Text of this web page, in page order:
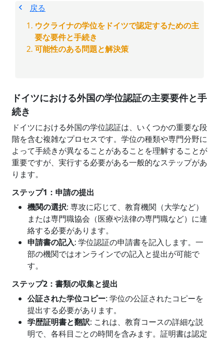
戻る
ウクライナの学位をドイツで認定するための主
要な要件と手続き
可能性のある問題と解決策
ドイツにおける外国の学位認証の主要要件と手
続き
ドイツにおける外国の学位認証は、いくつかの重要な段
階を含む複雑なプロセスです。学位の種類や専門分野に
よって手続きが異なることがあることを理解することが
重要ですが、実行する必要がある一般的なステップがあ
ります。
ステップ1：申請の提出
機関の選択: 専攻に応じて、教育機関（大学など）
または専門職協会（医療や法律の専門職など）に連
絡する必要があります。
申請書の記入: 学位認証の申請書を記入します。一
部の機関ではオンラインでの記入と提出が可能で
す。
ステップ2：書類の収集と提出
公証された学位コピー: 学位の公証されたコピーを
提出する必要があります。
学歴証明書と翻訳: これは、教育コースの詳細な説
明で、各科目ごとの時間を含みます。証明書は認定